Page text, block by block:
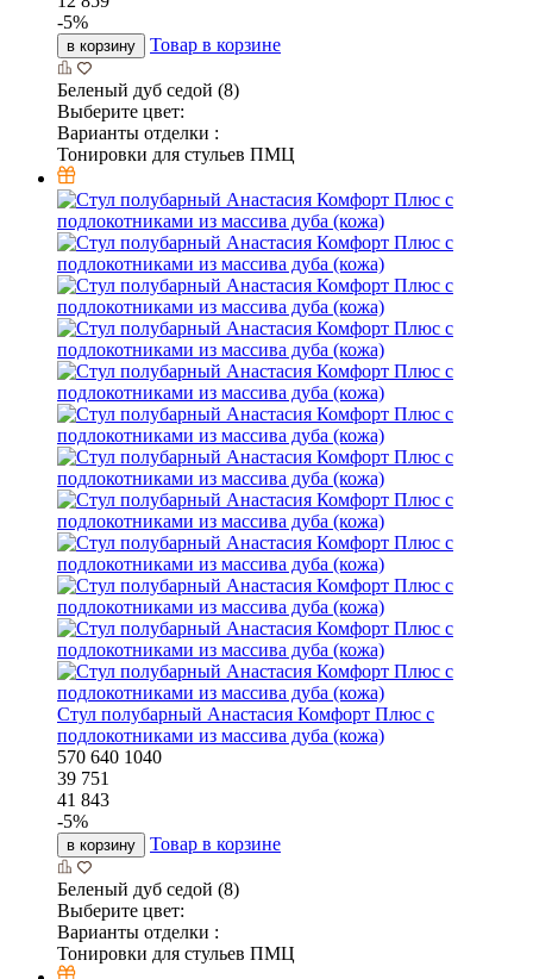
-5%
в корзину Товар в корзине
Беленый дуб седой (8)
Выберите цвет:
Варианты отделки :
Тонировки для стульев ПМЦ
Стул полубарный Анастасия Комфорт Плюс с
подлокотниками из массива дуба (кожа)
570 640 1040
39 751
41 843
-5%
в корзину Товар в корзине
Беленый дуб седой (8)
Выберите цвет:
Варианты отделки :
Тонировки для стульев ПМЦ